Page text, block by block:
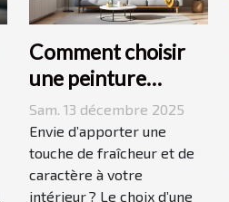
Comment choisir
une peinture
moderne pour
dynamiser votre
espace ?
Sam. 13 décembre 2025
Envie d’apporter une
touche de fraîcheur et de
caractère à votre
intérieur ? Le choix d’une